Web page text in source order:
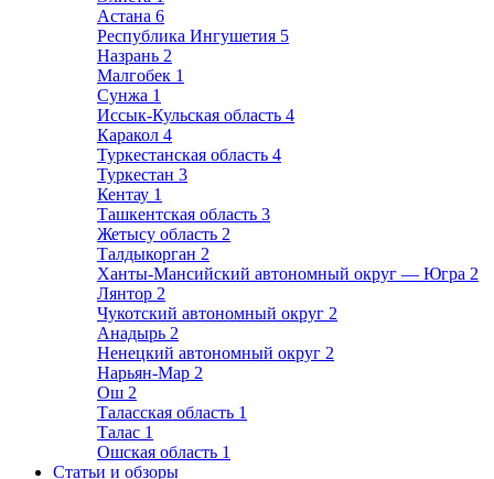
Астана 6
Республика Ингушетия 5
Назрань 2
Малгобек 1
Сунжа 1
Иссык-Кульская область 4
Каракол 4
Туркестанская область 4
Туркестан 3
Кентау 1
Ташкентская область 3
Жетысу область 2
Талдыкорган 2
Ханты-Мансийский автономный округ — Югра 2
Лянтор 2
Чукотский автономный округ 2
Анадырь 2
Ненецкий автономный округ 2
Нарьян-Мар 2
Ош 2
Таласская область 1
Талас 1
Ошская область 1
Статьи и обзоры